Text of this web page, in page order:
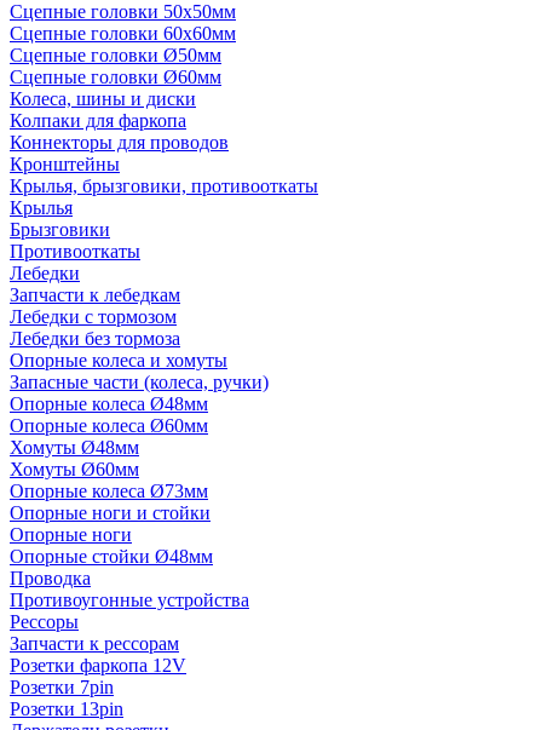
Сцепные головки 50x50мм
Сцепные головки 60x60мм
Сцепные головки Ø50мм
Сцепные головки Ø60мм
Колеса, шины и диски
Колпаки для фаркопа
Коннекторы для проводов
Кронштейны
Крылья, брызговики, противооткаты
Крылья
Брызговики
Противооткаты
Лебедки
Запчасти к лебедкам
Лебедки с тормозом
Лебедки без тормоза
Опорные колеса и хомуты
Запасные части (колеса, ручки)
Опорные колеса Ø48мм
Опорные колеса Ø60мм
Хомуты Ø48мм
Хомуты Ø60мм
Опорные колеса Ø73мм
Опорные ноги и стойки
Опорные ноги
Опорные стойки Ø48мм
Проводка
Противоугонные устройства
Рессоры
Запчасти к рессорам
Розетки фаркопа 12V
Розетки 7pin
Розетки 13pin